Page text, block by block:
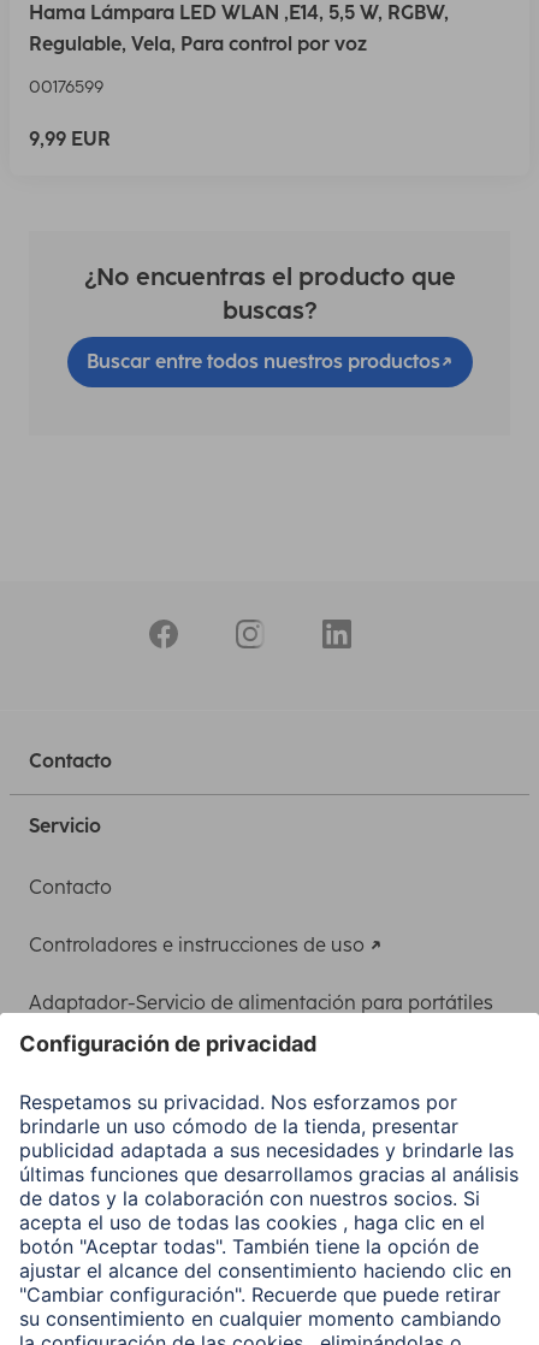
Hama Lámpara LED WLAN ,E14, 5,5 W, RGBW,
Regulable, Vela, Para control por voz
00176599
9,99 EUR
¿No encuentras el producto que
buscas?
Buscar entre todos nuestros productos
Contacto
Servicio
Contacto
Controladores e instrucciones de uso
Adaptador-Servicio de alimentación para portátiles
Clientes online
Conviértete en distribuidor
Compañía
Historia de la empresa